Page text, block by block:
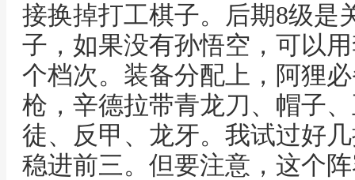
接换掉打工棋子。后期8级是
子，如果没有孙悟空，可以
个档次。装备分配上，阿狸
枪，辛德拉带青龙刀、帽子
徒、反甲、龙牙。我试过好
稳进前三。但要注意，这个